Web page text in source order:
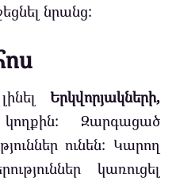
նրանց:
Երկվորյակների,
Զարգացած
ունեն: Կարող
կառուցել